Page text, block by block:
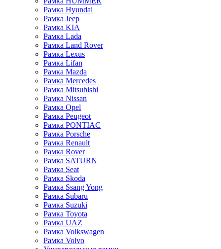
Рамка Hyundai
Рамка Jeep
Рамка KIA
Рамка Lada
Рамка Land Rover
Рамка Lexus
Рамка Lifan
Рамка Mazda
Рамка Mercedes
Рамка Mitsubishi
Рамка Nissan
Рамка Opel
Рамка Peugeot
Рамка PONTIAC
Рамка Porsche
Рамка Renault
Рамка Rover
Рамка SATURN
Рамка Seat
Рамка Skoda
Рамка Ssang Yong
Рамка Subaru
Рамка Suzuki
Рамка Toyota
Рамка UAZ
Рамка Volkswagen
Рамка Volvo